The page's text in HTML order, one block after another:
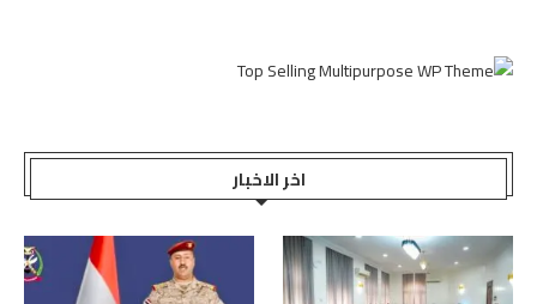
اخر الاخبار